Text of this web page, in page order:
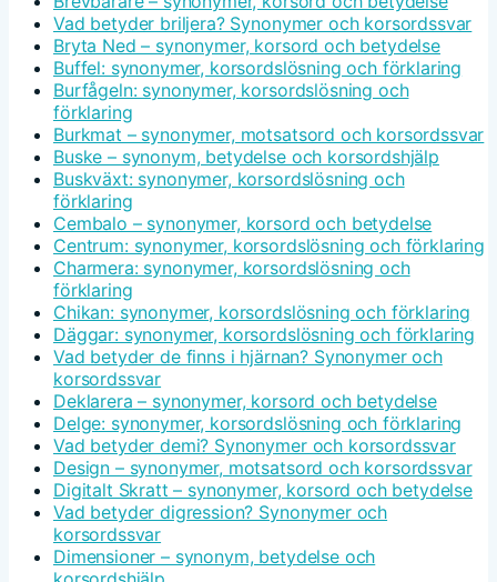
Vad betyder briljera? Synonymer och korsordssvar
Bryta Ned – synonymer, korsord och betydelse
Buffel: synonymer, korsordslösning och förklaring
Burfågeln: synonymer, korsordslösning och
förklaring
Burkmat – synonymer, motsatsord och korsordssvar
Buske – synonym, betydelse och korsordshjälp
Buskväxt: synonymer, korsordslösning och
förklaring
Cembalo – synonymer, korsord och betydelse
Centrum: synonymer, korsordslösning och förklaring
Charmera: synonymer, korsordslösning och
förklaring
Chikan: synonymer, korsordslösning och förklaring
Däggar: synonymer, korsordslösning och förklaring
Vad betyder de finns i hjärnan? Synonymer och
korsordssvar
Deklarera – synonymer, korsord och betydelse
Delge: synonymer, korsordslösning och förklaring
Vad betyder demi? Synonymer och korsordssvar
Design – synonymer, motsatsord och korsordssvar
Digitalt Skratt – synonymer, korsord och betydelse
Vad betyder digression? Synonymer och
korsordssvar
Dimensioner – synonym, betydelse och